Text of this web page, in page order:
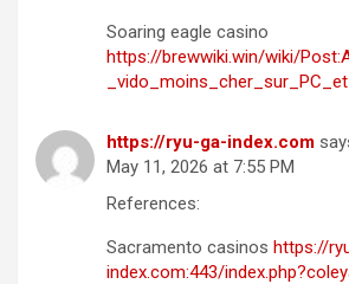
Soaring eagle casino
https://brewwiki.win/wiki/
https://ryu-ga-index.com
May 11, 2026 at 7:55 PM
References:
Sacramento casinos https://
index.com:443/